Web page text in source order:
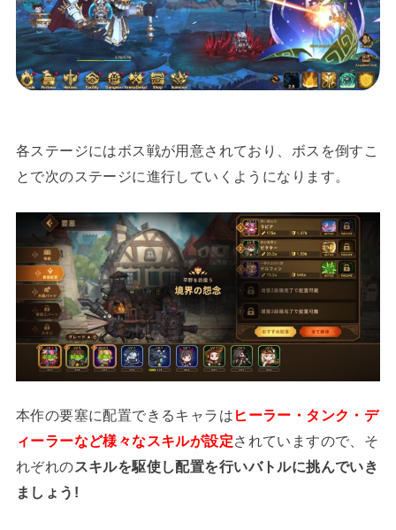
各ステージにはボス戦が用意されており、ボスを倒すこ
とで次のステージに進行していくようになります。
本作の要塞に配置できるキャラは ヒーラー・タンク・デ
ィーラーなど様々なスキルが設定されていますので、そ
れぞれのスキルを駆使し配置を行いバトルに挑んでいき
ましょう!